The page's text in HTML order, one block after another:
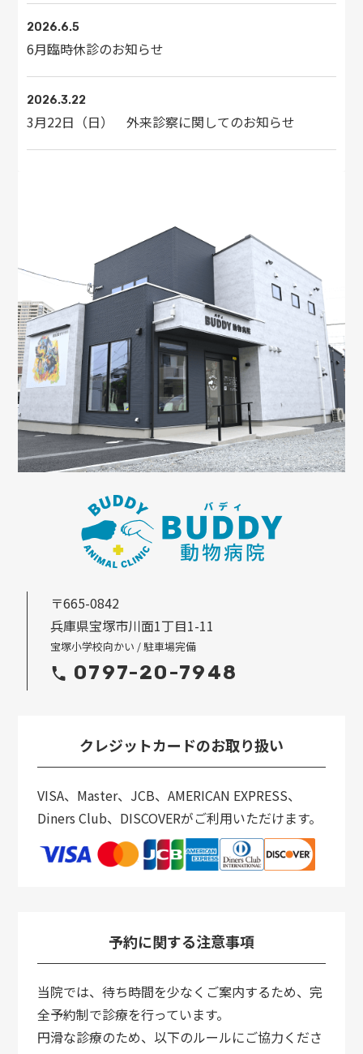
2026.6.5
6月臨時休診のお知らせ
2026.3.22
3月22日（日） 外来診察に関してのお知らせ
〒665-0842
兵庫県宝塚市川面1丁目1-11
宝塚小学校向かい / 駐車場完備
0797-20-7948
クレジットカードのお取り扱い
VISA、Master、JCB、AMERICAN EXPRESS、
Diners Club、DISCOVERがご利用いただけます。
予約に関する注意事項
当院では、待ち時間を少なくご案内するため、完
全予約制で診療を行っています。
円滑な診療のため、以下のルールにご協力くださ